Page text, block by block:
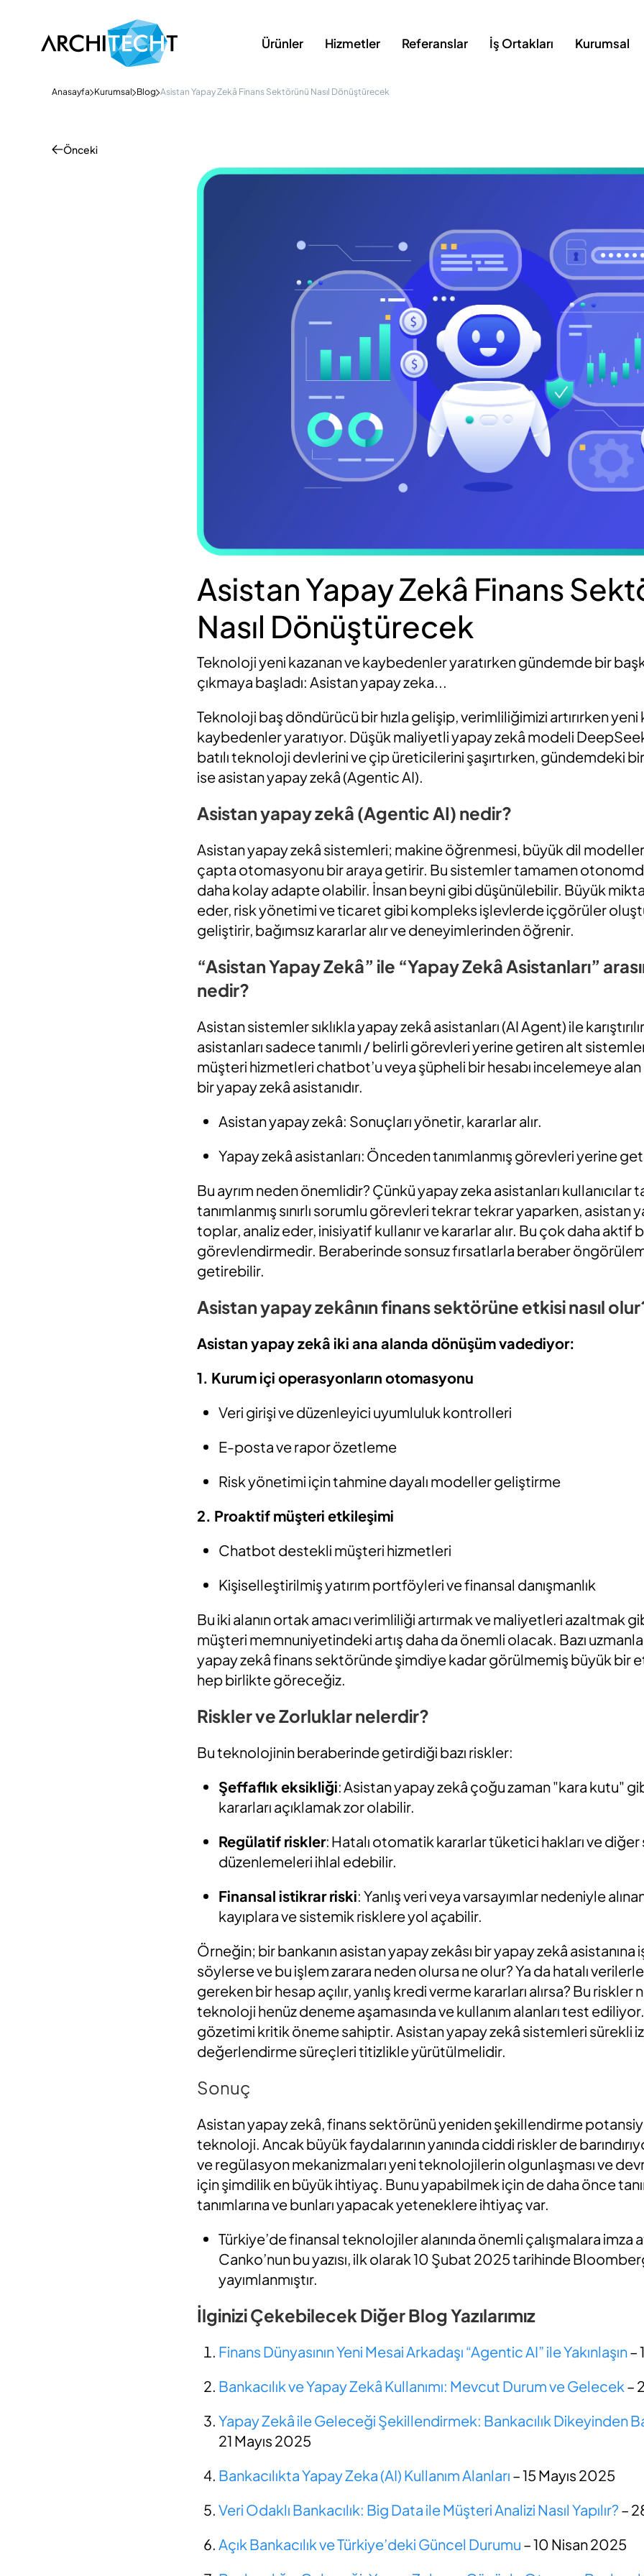
Ürünler Hizmetler Referanslar İş Ortakları Kurumsal
Anasayfa Kurumsal Blog Asistan Yapay Zekâ Finans Sektörünü Nasıl Dönüştürecek
Önceki
Asistan Yapay Zekâ Finans
Nasıl Dönüştürecek
Teknoloji yeni kazanan ve kaybedenler yaratırken gündemde bir
çıkmaya başladı: Asistan yapay zeka...
Teknoloji baş döndürücü bir hızla gelişip, verimliliğimizi artırırken yeni
kaybedenler yaratıyor. Düşük maliyetli yapay zekâ modeli
batılı teknoloji devlerini ve çip üreticilerini şaşırtırken, gündemdeki
ise asistan yapay zekâ (Agentic AI).
Asistan yapay zekâ (Agentic AI) nedir?
Asistan yapay zekâ sistemleri; makine öğrenmesi, büyük dil
çapta otomasyonu bir araya getirir. Bu sistemler tamamen
daha kolay adapte olabilir. İnsan beyni gibi düşünülebilir. Büyük
eder, risk yönetimi ve ticaret gibi kompleks işlevlerde içgörüler
geliştirir, bağımsız kararlar alır ve deneyimlerinden öğrenir.
“Asistan Yapay Zekâ” ile “Yapay Zekâ Asistanları”
nedir?
Asistan sistemler sıklıkla yapay zekâ asistanları (AI Agent) ile
asistanları sadece tanımlı / belirli görevleri yerine getiren alt
müşteri hizmetleri chatbot’u veya şüpheli bir hesabı incelemeye
bir yapay zekâ asistanıdır.
Asistan yapay zekâ: Sonuçları yönetir, kararlar alır.
Yapay zekâ asistanları: Önceden tanımlanmış görevleri yerine
Bu ayrım neden önemlidir? Çünkü yapay zeka asistanları kullanıcılar
tanımlanmış sınırlı sorumlu görevleri tekrar tekrar yaparken, asistan
toplar, analiz eder, inisiyatif kullanır ve kararlar alır. Bu çok daha aktif
görevlendirmedir. Beraberinde sonsuz fırsatlarla beraber
getirebilir.
Asistan yapay zekânın finans sektörüne etkisi nasıl
Asistan yapay zekâ iki ana alanda dönüşüm vadediyor:
1. Kurum içi operasyonların otomasyonu
Veri girişi ve düzenleyici uyumluluk kontrolleri
E-posta ve rapor özetleme
Risk yönetimi için tahmine dayalı modeller geliştirme
2. Proaktif müşteri etkileşimi
Chatbot destekli müşteri hizmetleri
Kişiselleştirilmiş yatırım portföyleri ve finansal danışmanlık
Bu iki alanın ortak amacı verimliliği artırmak ve maliyetleri azaltmak
müşteri memnuniyetindeki artış daha da önemli olacak. Bazı
yapay zekâ finans sektöründe şimdiye kadar görülmemiş büyük bir
hep birlikte göreceğiz.
Riskler ve Zorluklar nelerdir?
Bu teknolojinin beraberinde getirdiği bazı riskler:
Şeffaflık eksikliği: Asistan yapay zekâ çoğu zaman "kara kutu" gibi
kararları açıklamak zor olabilir.
Regülatif riskler: Hatalı otomatik kararlar tüketici hakları ve
düzenlemeleri ihlal edebilir.
Finansal istikrar riski: Yanlış veri veya varsayımlar nedeniyle
kayıplara ve sistemik risklere yol açabilir.
Örneğin; bir bankanın asistan yapay zekâsı bir yapay zekâ asistanına
söylerse ve bu işlem zarara neden olursa ne olur? Ya da hatalı verilerle
gereken bir hesap açılır, yanlış kredi verme kararları alırsa? Bu
teknoloji henüz deneme aşamasında ve kullanım alanları test
gözetimi kritik öneme sahiptir. Asistan yapay zekâ sistemleri sürekli
değerlendirme süreçleri titizlikle yürütülmelidir.
Sonuç
Asistan yapay zekâ, finans sektörünü yeniden şekillendirme
teknoloji. Ancak büyük faydalarının yanında ciddi riskler de
ve regülasyon mekanizmaları yeni teknolojilerin olgunlaşması ve
için şimdilik en büyük ihtiyaç. Bunu yapabilmek için de daha önce
tanımlarına ve bunları yapacak yeteneklere ihtiyaç var.
Türkiye’de finansal teknolojiler alanında önemli çalışmalara imza
Canko’nun bu yazısı, ilk olarak 10 Şubat 2025 tarihinde
yayımlanmıştır.
İlginizi Çekebilecek Diğer Blog Yazılarımız
Finans Dünyasının Yeni Mesai Arkadaşı “Agentic AI” ile Yakınlaşın–
Bankacılık ve Yapay Zekâ Kullanımı: Mevcut Durum ve Gelecek –
Yapay Zekâ ile Geleceği Şekillendirmek: Bankacılık Dikeyinden
21 Mayıs 2025
Bankacılıkta Yapay Zeka (AI) Kullanım Alanları – 15 Mayıs 2025
Veri Odaklı Bankacılık: Big Data ile Müşteri Analizi Nasıl Yapılır? –
Açık Bankacılık ve Türkiye’deki Güncel Durumu – 10 Nisan 2025